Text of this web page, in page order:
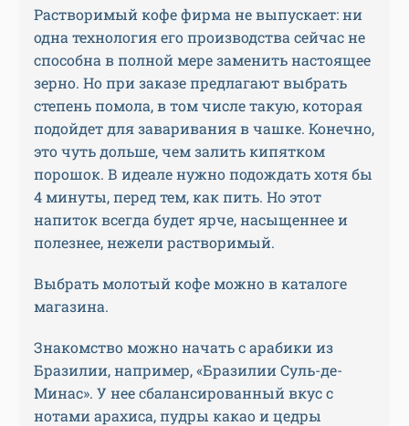
Растворимый кофе фирма не выпускает: ни
одна технология его производства сейчас не
способна в полной мере заменить настоящее
зерно. Но при заказе предлагают выбрать
степень помола, в том числе такую, которая
подойдет для заваривания в чашке. Конечно,
это чуть дольше, чем залить кипятком
порошок. В идеале нужно подождать хотя бы
4 минуты, перед тем, как пить. Но этот
напиток всегда будет ярче, насыщеннее и
полезнее, нежели растворимый.
Выбрать молотый кофе можно в каталоге
магазина.
Знакомство можно начать с арабики из
Бразилии, например, «Бразилии Суль-де-
Минас». У нее сбалансированный вкус с
нотами арахиса, пудры какао и цедры